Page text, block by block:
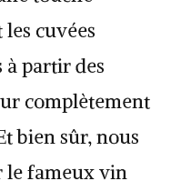
cuvées
à partir des
complètement
bien sûr, nous
le fameux vin